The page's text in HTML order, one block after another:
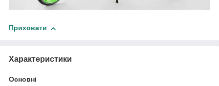
Приховати
Характеристики
Основні